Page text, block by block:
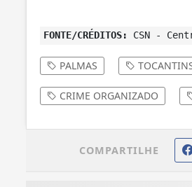
FONTE/CRÉDITOS: CSN -
PALMAS
CRIME ORGANIZADO
COMPARTILHE